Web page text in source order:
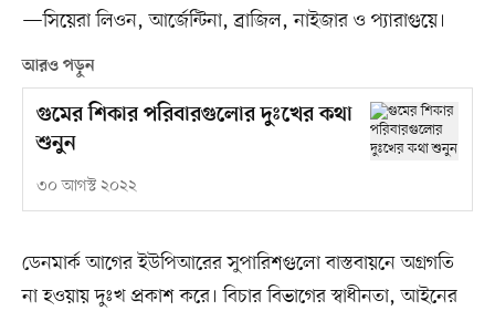
—সিয়েরা লিওন, আর্জেন্টিনা, ব্রাজিল, নাইজার ও প্যারাগুয়ে।
আরও পড়ুন
গুমের শিকার পরিবারগুলোর দুঃখের কথা
শুনুন
৩০ আগস্ট ২০২২
ডেনমার্ক আগের ইউপিআরের সুপারিশগুলো বাস্তবায়নে অগ্রগতি
না হওয়ায় দুঃখ প্রকাশ করে। বিচার বিভাগের স্বাধীনতা, আইনের